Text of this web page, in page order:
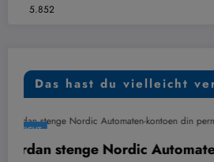
5.852
Das hast du vielleicht
Digital